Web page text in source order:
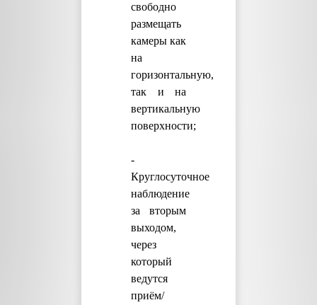
свободно
размещать
камеры как
на
горизонтальную,
так и на
вертикальную
поверхности;
-
Круглосуточное
наблюдение
за вторым
выходом,
через
который
ведутся
приём/